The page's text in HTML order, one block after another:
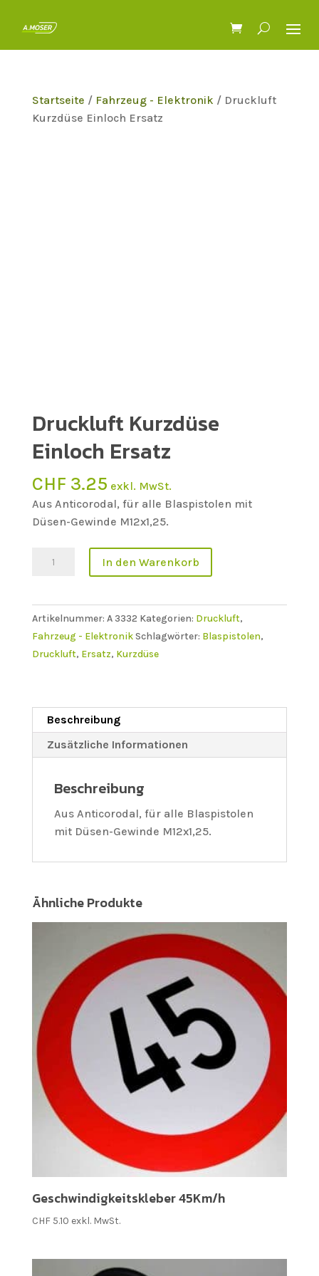
Startseite / Fahrzeug - Elektronik / Druckluft
Kurzdüse Einloch Ersatz
Druckluft Kurzdüse
Einloch Ersatz
CHF 3.25 exkl. MwSt.
Aus Anticorodal, für alle Blaspistolen mit
Düsen-Gewinde M12x1,25.
Druckluft
Ersatz
In den Warenkorb
Artikelnummer: A 3332 Kategorien: Druckluft,
Fahrzeug - ElektronikSchlagwörter: Blaspistolen,
Druckluft, Ersatz, Kurzdüse
Beschreibung
Zusätzliche Informationen
Beschreibung
Aus Anticorodal, für alle Blaspistolen
mit Düsen-Gewinde M12x1,25.
Ähnliche Produkte
Geschwindigkeitskleber 45Km/h
CHF5.10 exkl. MwSt.